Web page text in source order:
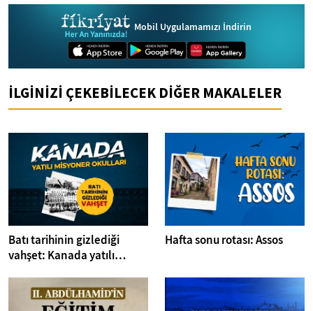
Mobil Uygulamamızı İndirin
İLGİNİZİ ÇEKEBİLECEK DİĞER MAKALELER
Batı tarihinin gizlediği
vahşet: Kanada yatılı
Hafta sonu rotası: Assos